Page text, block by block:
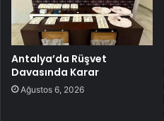
Antalya’da Rüşvet
Davasında Karar
Ağustos 6, 2026